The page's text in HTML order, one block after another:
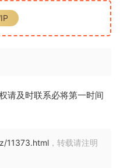
请及时联系必将第一时间
11373.html ，转载请注明